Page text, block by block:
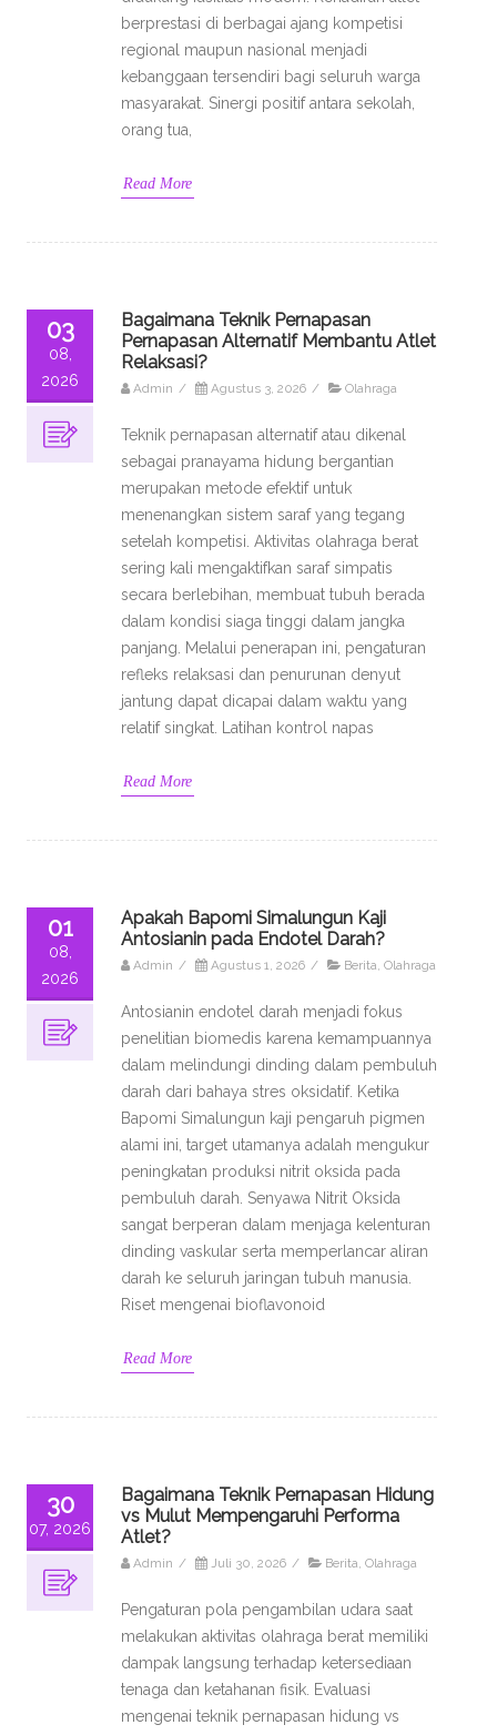
berprestasi di berbagai ajang kompetisi
regional maupun nasional menjadi
kebanggaan tersendiri bagi seluruh warga
masyarakat. Sinergi positif antara sekolah,
orang tua,
Read More
03
08,
2026
Bagaimana Teknik Pernapasan
Pernapasan Alternatif Membantu Atlet
Relaksasi?
Admin / Agustus 3, 2026 / Olahraga
Teknik pernapasan alternatif atau dikenal
sebagai pranayama hidung bergantian
merupakan metode efektif untuk
menenangkan sistem saraf yang tegang
setelah kompetisi. Aktivitas olahraga berat
sering kali mengaktifkan saraf simpatis
secara berlebihan, membuat tubuh berada
dalam kondisi siaga tinggi dalam jangka
panjang. Melalui penerapan ini, pengaturan
refleks relaksasi dan penurunan denyut
jantung dapat dicapai dalam waktu yang
relatif singkat. Latihan kontrol napas
Read More
01
08,
2026
Apakah Bapomi Simalungun Kaji
Antosianin pada Endotel Darah?
Admin / Agustus 1, 2026 / Berita, Olahraga
Antosianin endotel darah menjadi fokus
penelitian biomedis karena kemampuannya
dalam melindungi dinding dalam pembuluh
darah dari bahaya stres oksidatif. Ketika
Bapomi Simalungun kaji pengaruh pigmen
alami ini, target utamanya adalah mengukur
peningkatan produksi nitrit oksida pada
pembuluh darah. Senyawa Nitrit Oksida
sangat berperan dalam menjaga kelenturan
dinding vaskular serta memperlancar aliran
darah ke seluruh jaringan tubuh manusia.
Riset mengenai bioflavonoid
Read More
30
07, 2026
Bagaimana Teknik Pernapasan Hidung
vs Mulut Mempengaruhi Performa
Atlet?
Admin / Juli 30, 2026 / Berita, Olahraga
Pengaturan pola pengambilan udara saat
melakukan aktivitas olahraga berat memiliki
dampak langsung terhadap ketersediaan
tenaga dan ketahanan fisik. Evaluasi
mengenai teknik pernapasan hidung vs